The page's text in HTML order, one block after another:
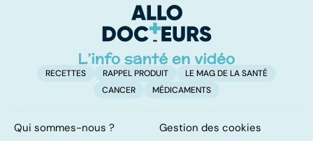
RECETTES RAPPEL PRODUIT
LE MAG DE LA SANTÉ
CANCER
MÉDICAMENTS
Qui sommes-nous ?
Gestion des cookies